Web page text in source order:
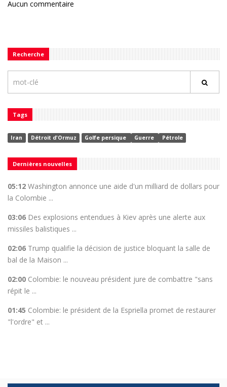
Aucun commentaire
Recherche
Tags
Iran Détroit d'Ormuz Golfe persique Guerre Pétrole
Dernières nouvelles
05:12 Washington annonce une aide d'un milliard de dollars pour
la Colombie ...
03:06 Des explosions entendues à Kiev après une alerte aux
missiles balistiques ...
02:06 Trump qualifie la décision de justice bloquant la salle de
bal de la Maison ...
02:00 Colombie: le nouveau président jure de combattre "sans
répit le ...
01:45 Colombie: le président de la Espriella promet de restaurer
"l'ordre" et ...